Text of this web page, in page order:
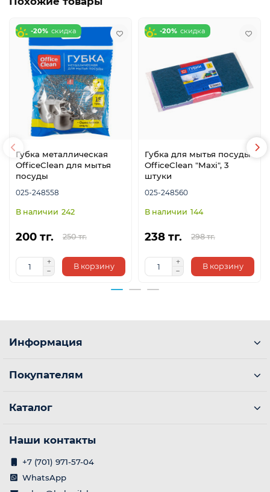
-20%
Губка металлическая
OfficeClean для мытья
посуды
025-248558
242
200 тг. 250 тг.
В корзину
-20%
Губка для мытья посуды
OfficeClean "Maxi", 3
штуки
025-248560
144
238 тг. 298 тг.
В корзину
Информация
Покупателям
Каталог
Наши контакты
+7 (701) 971-57-04
WhatsApp